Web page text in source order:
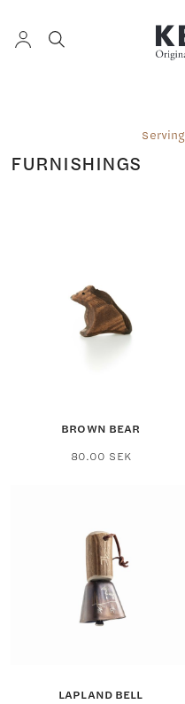
Serving
FURNISHINGS
BROWN BEAR
80.00 SEK
LAPLAND BELL